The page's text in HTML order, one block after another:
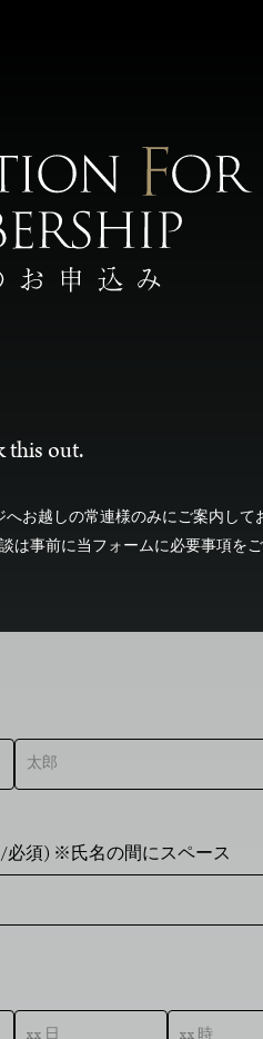
this out.
お越しの常連様のみにご案内して
は事前に当フォームに必要事項を
必須) ※氏名の間にスペース